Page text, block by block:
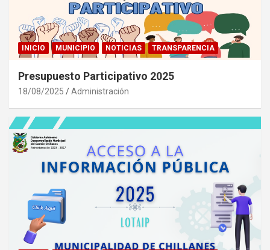
INICIO MUNICIPIO NOTICIAS TRANSPARENCIA
Presupuesto Participativo 2025
18/08/2025 Administración